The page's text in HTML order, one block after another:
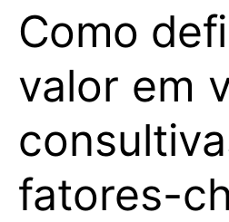
Como
valor em
fatores-